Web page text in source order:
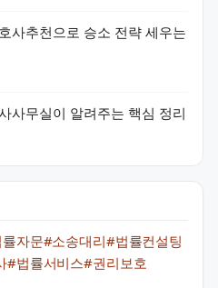
사추천으로 승소 전략 세우는
사무실이 알려주는 핵심 정리
자문#소송대리#법률컨설팅
#법률서비스#권리보호